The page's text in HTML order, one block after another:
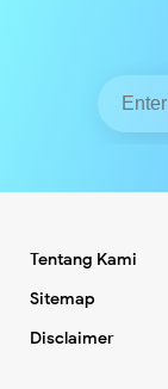
Tentang Kami
Sitemap
Disclaimer